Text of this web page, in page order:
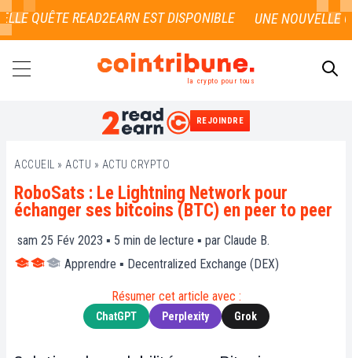
QUÊTE READ2EARN EST DISPONIBLE
la crypto pour tous
REJOINDRE
ACCUEIL » ACTU » ACTU CRYPTO
RoboSats : Le Lightning Network pour
échanger ses bitcoins (BTC) en peer to peer
sam 25 Fév 2023 ▪ 5 min de lecture ▪ par Claude B.
Apprendre ▪ Decentralized Exchange (DEX)
Résumer cet article avec :
ChatGPT Perplexity Grok